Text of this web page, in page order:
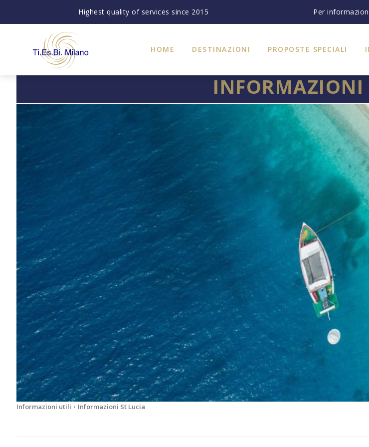
Highest quality of services since 2015 Per
HOME DESTINAZIONI PROPOSTE SPECIALI
INFORMAZIONI
Informazioni utili Informazioni St Lucia